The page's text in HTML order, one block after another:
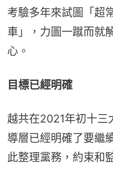
考驗多年來試圖「超
車」，力圖一蹴而就
心。
目標已經明確
越共在2021年初十三
導層已經明確了要繼
此整理黨務，約束和